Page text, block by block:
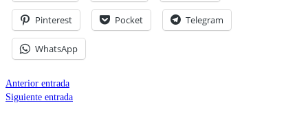
Pinterest Pocket Telegram
WhatsApp
Anterior entrada
Siguiente entrada